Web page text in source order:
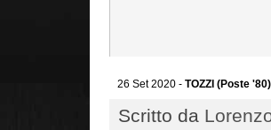
26 Set 2020 - TOZZI (Poste
Scritto da